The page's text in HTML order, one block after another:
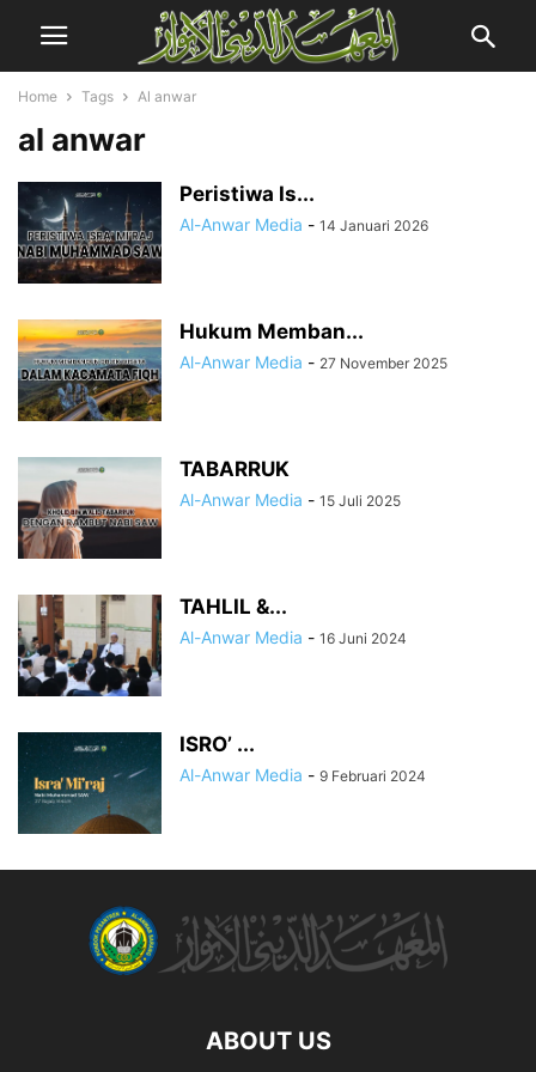
Home Tags Al anwar
al anwar
Peristiwa Is...
Al-Anwar Media - 14 Januari 2026
Hukum Memban...
Al-Anwar Media - 27 November 2025
TABARRUK
Al-Anwar Media - 15 Juli 2025
TAHLIL &...
Al-Anwar Media - 16 Juni 2024
ISRO’ ...
Al-Anwar Media - 9 Februari 2024
ABOUT US